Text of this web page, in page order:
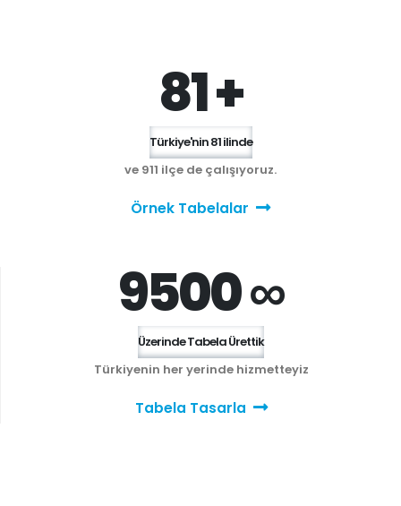
81 +
Türkiye'nin 81 ilinde
ve 911 ilçe de çalışıyoruz.
Örnek Tabelalar
9500 ∞
Üzerinde Tabela Ürettik
Türkiyenin her yerinde hizmetteyiz
Tabela Tasarla